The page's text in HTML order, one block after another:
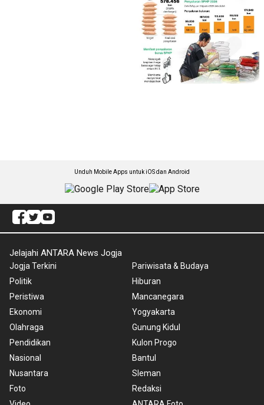
Unduh Mobile Apps untuk iOS dan Android
Jelajahi ANTARA News Jogja
Jogja Terkini
Politik
Peristiwa
Ekonomi
Olahraga
Pendidikan
Nasional
Nusantara
Foto
Pariwisata & Budaya
Hiburan
Mancanegara
Yogyakarta
Gunung Kidul
Kulon Progo
Bantul
Sleman
Redaksi